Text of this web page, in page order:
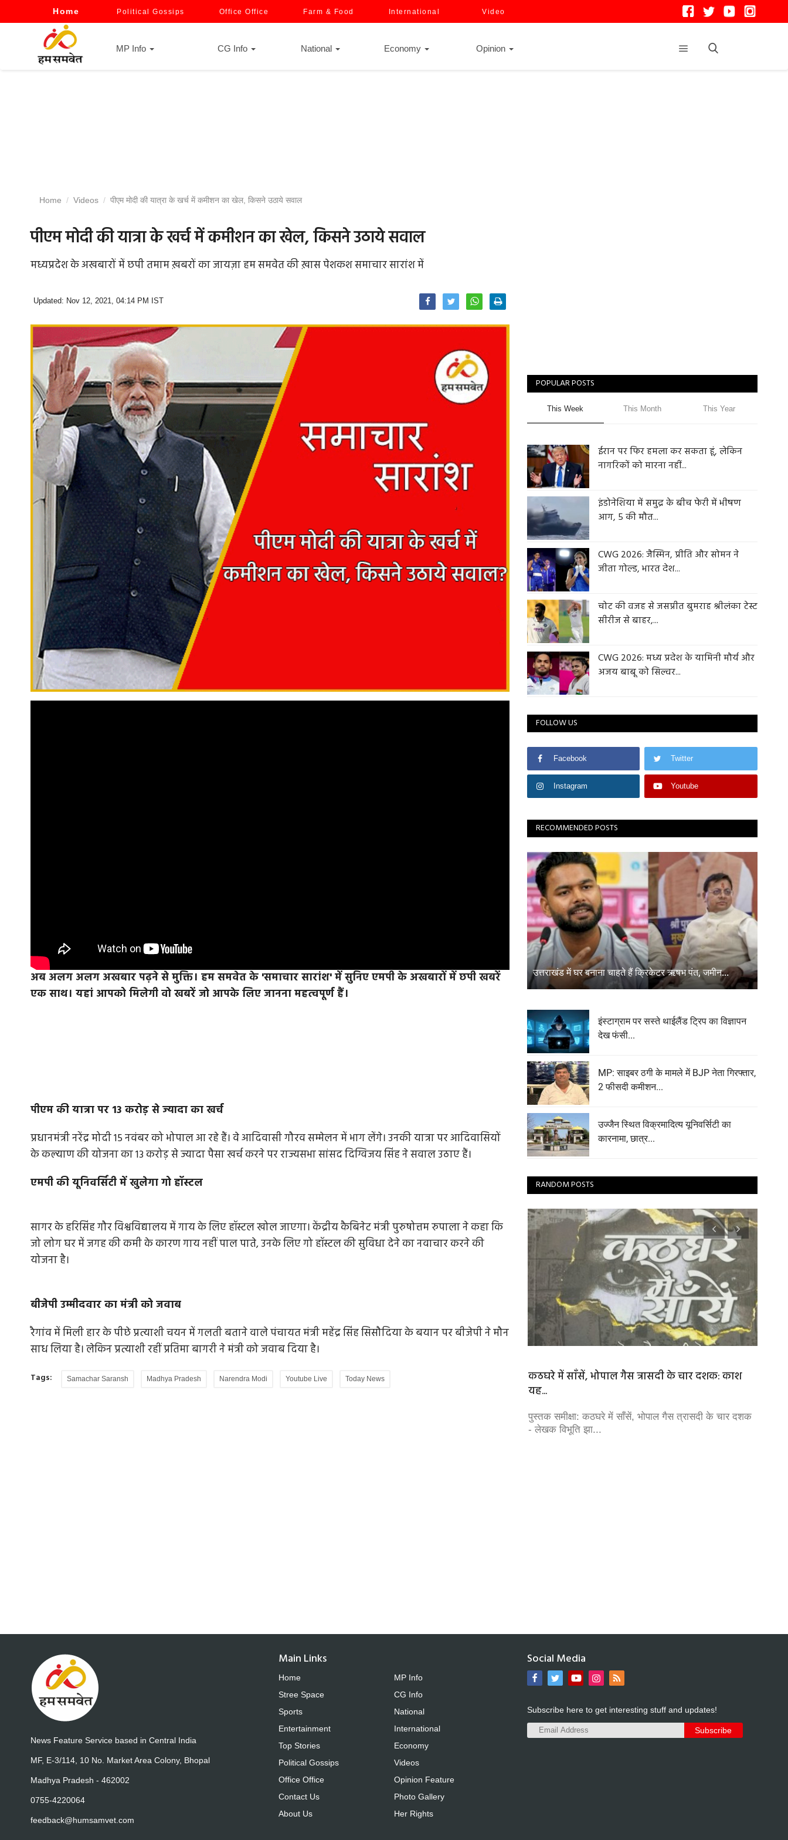
Home Political Gossips Office Office Farm & Food International Video
MP Info CG Info National Economy Opinion
Home Videos पीएम मोदी की यात्रा के खर्च में कमीशन का खेल, किसने उठाये सवाल
पीएम मोदी की यात्रा के खर्च में कमीशन का खेल, किसने उठाये सवाल
मध्यप्रदेश के अखबारों में छपी तमाम ख़बरों का जायज़ा हम समवेत की ख़ास पेशकश समाचार सारांश में
Updated: Nov 12, 2021, 04:14 PM IST
अब अलग अलग अखबार पढ़ने से मुक्ति। हम समवेत के 'समाचार सारांश' में सुनिए एमपी के अखबारों में छपी खबरें
एक साथ। यहां आपको मिलेगी वो खबरें जो आपके लिए जानना महत्वपूर्ण हैं।
पीएम की यात्रा पर 13 करोड़ से ज्यादा का खर्च
प्रधानमंत्री नरेंद्र मोदी 15 नवंबर को भोपाल आ रहे हैं। वे आदिवासी गौरव सम्मेलन में भाग लेंगे। उनकी यात्रा पर आदिवासियों
के कल्याण की योजना का 13 करोड़ से ज्यादा पैसा खर्च करने पर राज्यसभा सांसद दिग्विजय सिंह ने सवाल उठाए हैं।
एमपी की यूनिवर्सिटी में खुलेगा गो हॉस्टल
सागर के हरिसिंह गौर विश्वविद्यालय में गाय के लिए हॉस्टल खोल जाएगा। केंद्रीय कैबिनेट मंत्री पुरुषोत्तम रुपाला ने कहा कि
जो लोग घर में जगह की कमी के कारण गाय नहीं पाल पाते, उनके लिए गो हॉस्टल की सुविधा देने का नवाचार करने की
योजना है।
बीजेपी उम्मीदवार का मंत्री को जवाब
रैगांव में मिली हार के पीछे प्रत्याशी चयन में गलती बताने वाले पंचायत मंत्री महेंद्र सिंह सिसौदिया के बयान पर बीजेपी ने मौन
साध लिया है। लेकिन प्रत्याशी रहीं प्रतिमा बागरी ने मंत्री को जवाब दिया है।
Tags: Samachar Saransh Madhya Pradesh Narendra Modi Youtube Live Today News
POPULAR POSTS
This Week This Month This Year
ईरान पर फिर हमला कर सकता हूं, लेकिन
नागरिकों को मारना नहीं...
इंडोनेशिया में समुद्र के बीच फेरी में भीषण
आग, 5 की मौत...
CWG 2026: जैस्मिन, प्रीति और सोमन ने
जीता गोल्ड, भारत देश...
चोट की वजह से जसप्रीत बुमराह श्रीलंका टेस्ट
सीरीज से बाहर,...
CWG 2026: मध्य प्रदेश के यामिनी मौर्य और
अजय बाबू को सिल्वर...
FOLLOW US
Facebook Twitter
Instagram Youtube
RECOMMENDED POSTS
उत्तराखंड में घर बनाना चाहते हैं क्रिकेटर ऋषभ पंत, जमीन...
इंस्टाग्राम पर सस्ते थाईलैंड ट्रिप का विज्ञापन
देख फंसी...
MP: साइबर ठगी के मामले में BJP नेता गिरफ्तार,
2 फीसदी कमीशन...
उज्जैन स्थित विक्रमादित्य यूनिवर्सिटी का
कारनामा, छात्र...
RANDOM POSTS
जज, 25
प्रधानमंत्री आवास के बाहर सांसदों के साथ धरने पर बैठे
सांप्रदायिकता के भंवर में डूबे भंवरलाल, 59 सेकेंड और 14...
कठघरे में साँसें, भोपाल गैस त्रासदी के चार दशक: काश
यह...
पुस्तक समीक्षा: कठघरे में साँसें, भोपाल गैस त्रासदी के चार दशक
- लेखक विभूति झा...
News Feature Service based in Central India
MF, E-3/114, 10 No. Market Area Colony, Bhopal
Madhya Pradesh - 462002
0755-4220064
feedback@humsamvet.com
Main Links
Home
Stree Space
Sports
Entertainment
Top Stories
Political Gossips
Office Office
Contact Us
About Us
MP Info
CG Info
National
International
Economy
Videos
Opinion Feature
Photo Gallery
Her Rights
Social Media
Subscribe here to get interesting stuff and updates!